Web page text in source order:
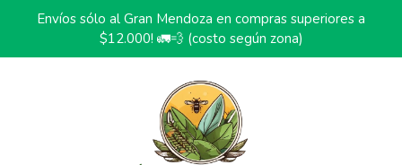
Envíos sólo al Gran Mendoza en compras superiores a
$12.000! 🚛💨 (costo según zona)